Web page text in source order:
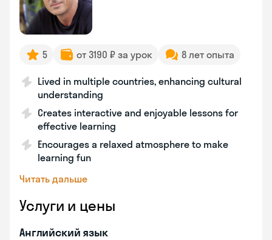
5 от 3190 ₽ за урок 8 лет опыта
Lived in multiple countries, enhancing cultural
understanding
Creates interactive and enjoyable lessons for
effective learning
Encourages a relaxed atmosphere to make
learning fun
Читать дальше
Услуги и цены
Английский язык